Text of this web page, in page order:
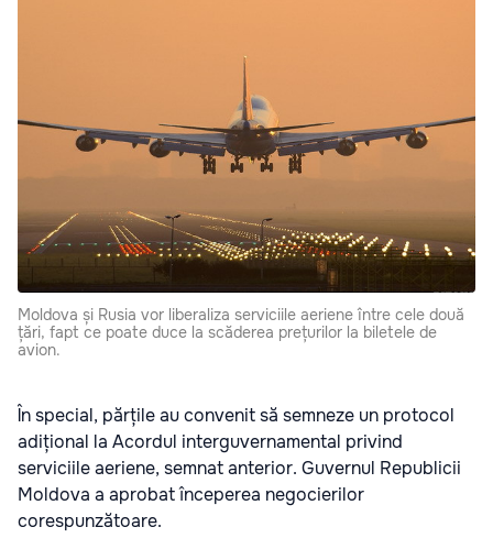
Moldova și Rusia vor liberaliza serviciile aeriene între cele două
țări, fapt ce poate duce la scăderea prețurilor la biletele de
avion.
În special, părțile au convenit să semneze un protocol
adițional la Acordul interguvernamental privind
serviciile aeriene, semnat anterior. Guvernul Republicii
Moldova a aprobat începerea negocierilor
corespunzătoare.